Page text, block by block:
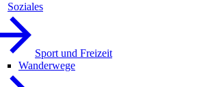
Soziales
Sport und Freizeit
Wanderwege